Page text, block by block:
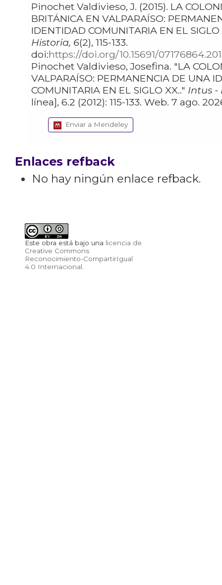
Pinochet Valdivieso, J. (2015). LA COLONIA
BRITÁNICA EN VALPARAÍSO:
IDENTIDAD COMUNITARIA EN EL
Historia, 6(2), 115-133.
doi:https://doi.org/10.15691/
Pinochet Valdivieso, Josefina. "LA COLONIA BRITÁNICA EN
VALPARAÍSO: PERMANENCIA DE UNA
COMUNITARIA EN EL SIGLO XX.." Intus -
línea], 6.2 (2012): 115-133. Web. 7 ago.
Enviar a Mendeley
Enlaces refback
No hay ningún enlace refback.
Este obra está bajo una licencia de
Creative Commons
Reconocimiento-CompartirIgual
4.0 Internacional